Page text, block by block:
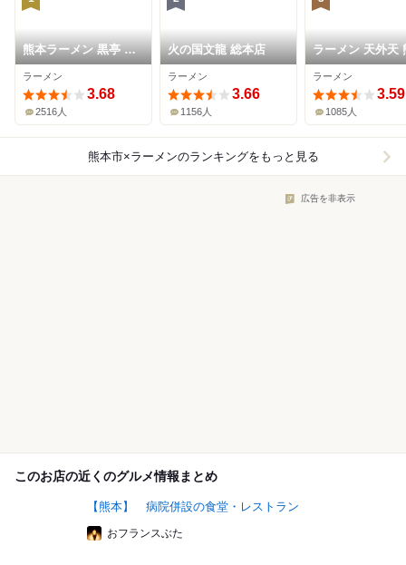
熊本ラーメン 黒亭 本
店
ラーメン
3.68
2516人
火の国文龍 総本店
ラーメン
3.66
1156人
ラーメン 天外天
駅店
ラーメン
3.59
1085人
熊本市×ラーメンのランキングをもっと見る
広告を非表示
このお店の近くのグルメ情報まとめ
【熊本】 病院併設の食堂・レストラン
おフランスぶた